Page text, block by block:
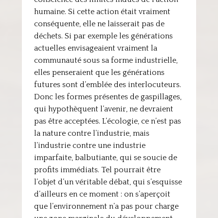
humaine. Si cette action était vraiment
conséquente, elle ne laisserait pas de
déchets. Si par exemple les générations
actuelles envisageaient vraiment la
communauté sous sa forme industrielle,
elles penseraient que les générations
futures sont d’emblée des interlocuteurs.
Donc les formes présentes de gaspillages,
qui hypothèquent l’avenir, ne devraient
pas être acceptées. L’écologie, ce n’est pas
la nature contre l’industrie, mais
l’industrie contre une industrie
imparfaite, balbutiante, qui se soucie de
profits immédiats. Tel pourrait être
l’objet d’un véritable débat, qui s’esquisse
d’ailleurs en ce moment : on s’aperçoit
que l’environnement n’a pas pour charge